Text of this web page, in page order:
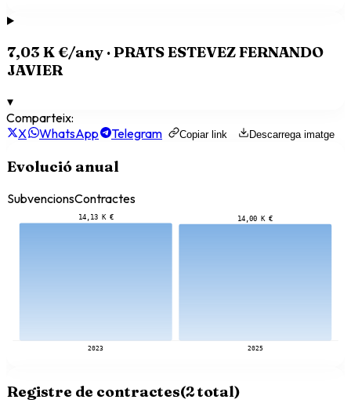
7,03 K €/any ·PRATS ESTEVEZ FERNANDO
JAVIER
▾
Comparteix:
X
WhatsApp Telegram Copiar link Descarrega imatge
Evolució anual
SubvencionsContractes
14,13 K €
2023
14,00 K €
2025
Registre de contractes(2total)